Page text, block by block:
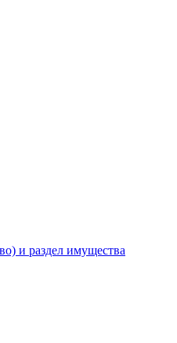
и раздел имущества